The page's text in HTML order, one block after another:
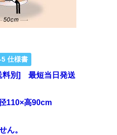
仕様書
料別] 最短当日発送
110×高90cm
ん。